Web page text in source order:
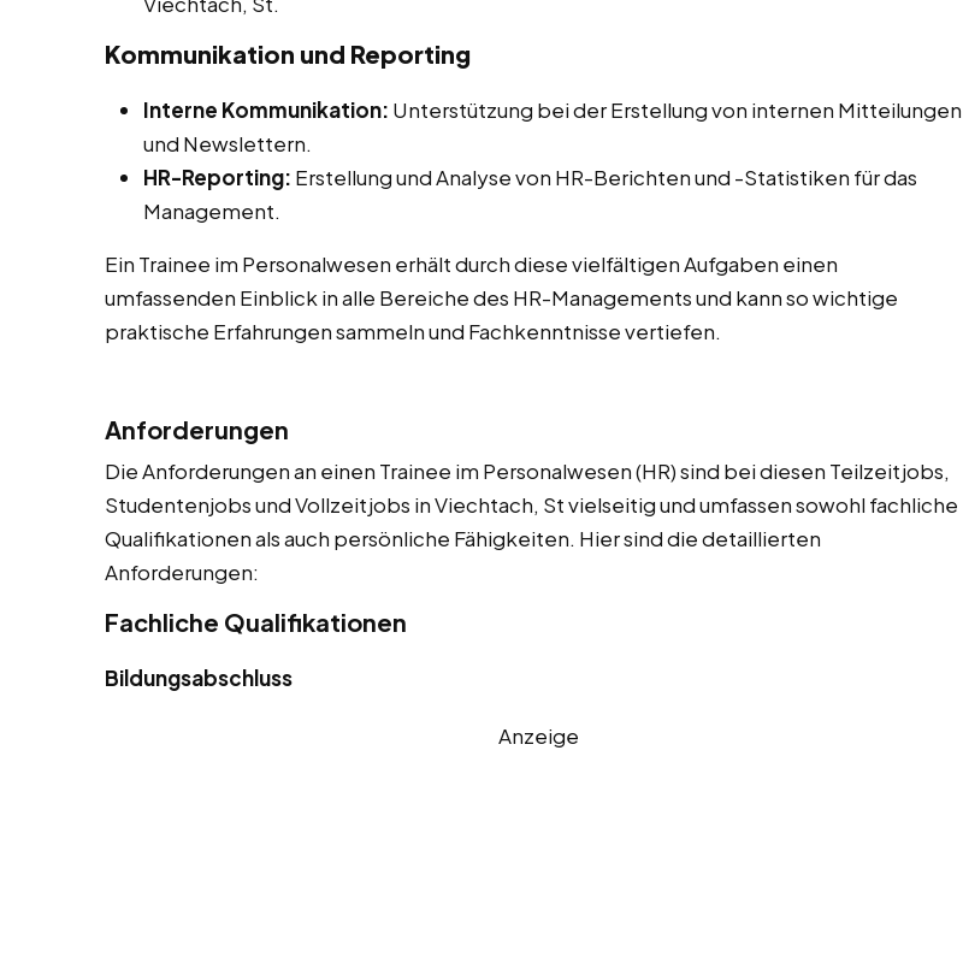
Kommunikation und Reporting
Interne Kommunikation: Unterstützung bei der Erstellung von internen Mitteilungen
und Newslettern.
HR-Reporting: Erstellung und Analyse von HR-Berichten und -Statistiken für das
Management.
Ein Trainee im Personalwesen erhält durch diese vielfältigen Aufgaben einen
umfassenden Einblick in alle Bereiche des HR-Managements und kann so wichtige
praktische Erfahrungen sammeln und Fachkenntnisse vertiefen.
Anforderungen
Die Anforderungen an einen Trainee im Personalwesen (HR) sind bei diesen Teilzeitjobs,
Studentenjobs und Vollzeitjobs in Viechtach, St vielseitig und umfassen sowohl fachliche
Qualifikationen als auch persönliche Fähigkeiten. Hier sind die detaillierten
Anforderungen:
Fachliche Qualifikationen
Bildungsabschluss
Anzeige